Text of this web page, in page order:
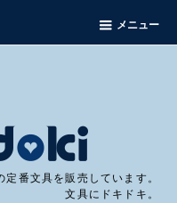
メニュー
定番文具を販売しています。
文具にドキドキ。